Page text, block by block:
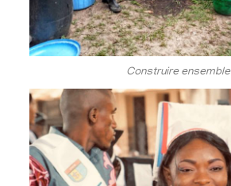
Construire ensemble